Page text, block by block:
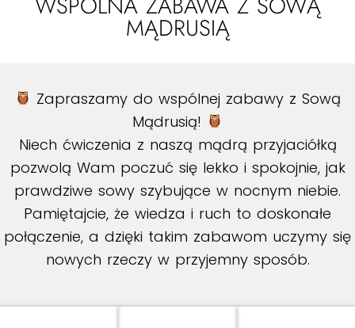
MĄDRUSIĄ
Zapraszamy do wspólnej zabawy z Sową
Mądrusią!
Niech ćwiczenia z naszą mądrą przyjaciółką
pozwolą Wam poczuć się lekko i spokojnie, jak
prawdziwe sowy szybujące w nocnym niebie.
Pamiętajcie, że wiedza i ruch to doskonałe
połączenie, a dzięki takim zabawom uczymy się
nowych rzeczy w przyjemny sposób.